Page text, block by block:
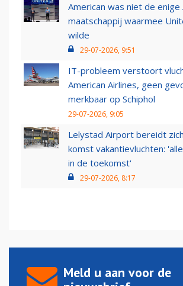
American was niet de enige
maatschappij waarmee
wilde
29-07-2026, 9:51
IT-probleem verstoort
American Airlines, geen
merkbaar op Schiphol
29-07-2026, 9:05
Lelystad Airport bereidt
komst vakantievluchten:
in de toekomst'
29-07-2026, 8:17
Meld u aan voor de